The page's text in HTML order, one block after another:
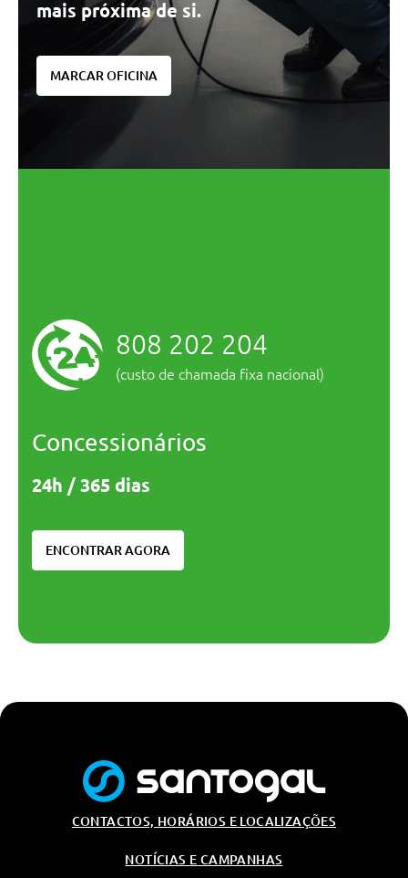
mais próxima de si.
MARCAR OFICINA
808 202 204
(custo de chamada fixa nacional)
Concessionários
24h / 365 dias
ENCONTRAR AGORA
CONTACTOS, HORÁRIOS E LOCALIZAÇÕES
NOTÍCIAS E CAMPANHAS